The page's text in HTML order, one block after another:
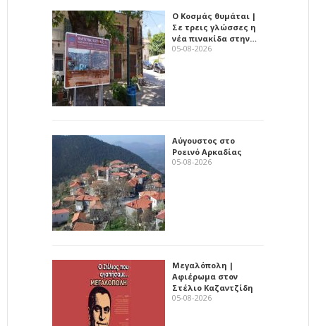
Ο Κοσμάς θυμάται |
Σε τρεις γλώσσες η
νέα πινακίδα στην…
05-08-2026
Αύγουστος στο
Ροεινό Αρκαδίας
05-08-2026
Μεγαλόπολη |
Αφιέρωμα στον
Στέλιο Καζαντζίδη
05-08-2026